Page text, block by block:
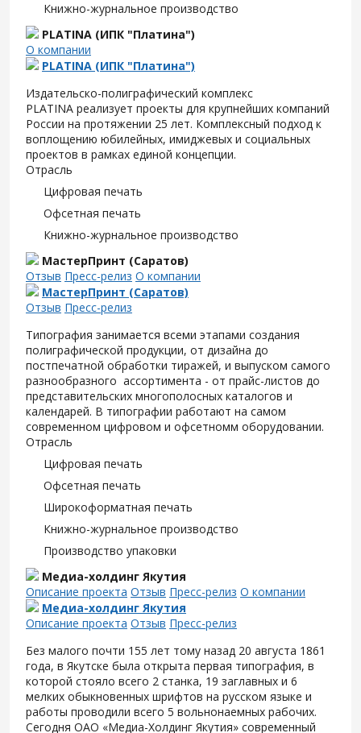
Книжно-журнальное производство
PLATINA (ИПК "Платина")
О компании
PLATINA (ИПК "Платина")
Издательско-полиграфический комплекс
PLATINA реализует проекты для крупнейших компаний
России на протяжении 25 лет. Комплексный подход к
воплощению юбилейных, имиджевых и социальных
проектов в рамках единой концепции.
Отрасль
Цифровая печать
Офсетная печать
Книжно-журнальное производство
МастерПринт (Саратов)
Отзыв Пресс-релиз О компании
МастерПринт (Саратов)
Отзыв Пресс-релиз
Типография занимается всеми этапами создания
полиграфической продукции, от дизайна до
постпечатной обработки тиражей, и выпуском самого
разнообразного ассортимента - от прайс-листов до
представительских многополосных каталогов и
календарей. В типографии работают на самом
современном цифровом и офсетномм оборудовании.
Отрасль
Цифровая печать
Офсетная печать
Широкоформатная печать
Книжно-журнальное производство
Производство упаковки
Медиа-холдинг Якутия
Описание проекта Отзыв Пресс-релиз О компании
Медиа-холдинг Якутия
Описание проекта Отзыв Пресс-релиз
Без малого почти 155 лет тому назад 20 августа 1861
года, в Якутске была открыта первая типография, в
которой стояло всего 2 станка, 19 заглавных и 6
мелких обыкновенных шрифтов на русском языке и
работы проводили всего 5 вольнонаемных рабочих.
Сегодня ОАО «Медиа-Холдинг Якутия» современный